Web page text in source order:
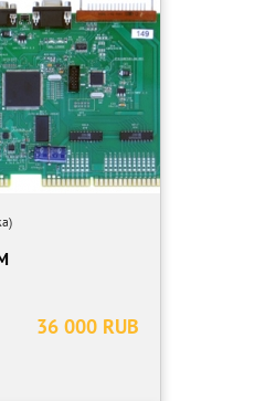
Евроэкспресс, Автолюкс,
yGaudVFAito (скопируйте
Яндекс или Google ).
(скопируйте и вставьте в
36 000 RUB